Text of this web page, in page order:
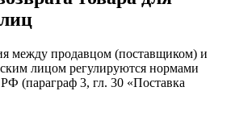
между продавцом (поставщиком) и
лицом регулируются нормами
(параграф 3, гл. 30 «Поставка